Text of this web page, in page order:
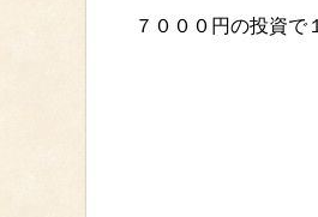
７０００円の投資で